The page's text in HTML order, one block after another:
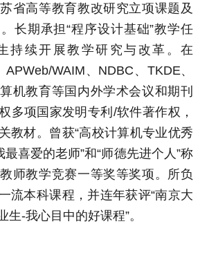
省高等教育教改研究立项课题及
长期承担“程序设计基础”教学任
持续开展教学研究与改革。在
APWeb/WAIM 、 NDBC 、 TKDE、
机教育等国内外学术会议和期刊
多项国家发明专利 /软件著作权，
教材。曾获“高校计算机专业优秀
最喜爱的老师”和“师德先进个人”称
师教学竞赛一等奖等奖项。所负
流本科课程，并连年获评“南京大
生-我心目中的好课程”。